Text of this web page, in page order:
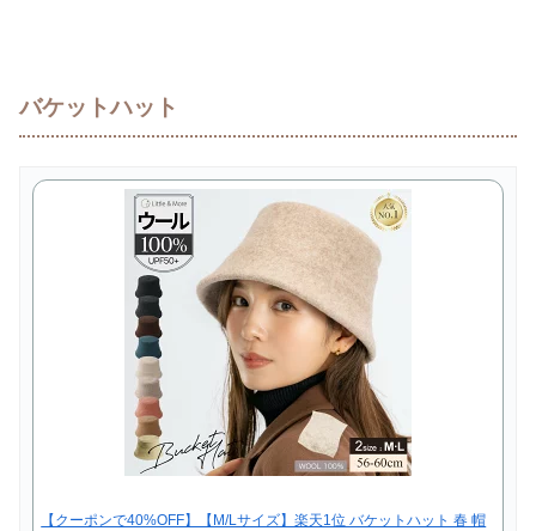
バケットハット
【クーポンで40%OFF】【M/Lサイズ】楽天1位 バケットハット 春 帽